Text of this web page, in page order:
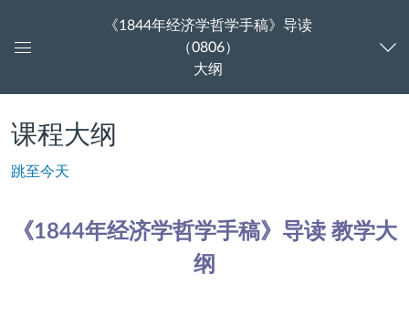
板
《1844年经济学哲学手稿》导读
（0806）
大纲
课程大纲
跳至今天
《1844年经济学哲学手稿》导读 教学大
纲